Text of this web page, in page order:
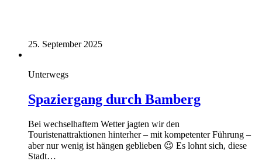
25. September 2025
Unterwegs
Spaziergang durch Bamberg
Bei wechselhaftem Wetter jagten wir den
Touristenattraktionen hinterher – mit kompetenter Führung –
aber nur wenig ist hängen geblieben 😉 Es lohnt sich, diese
Stadt…